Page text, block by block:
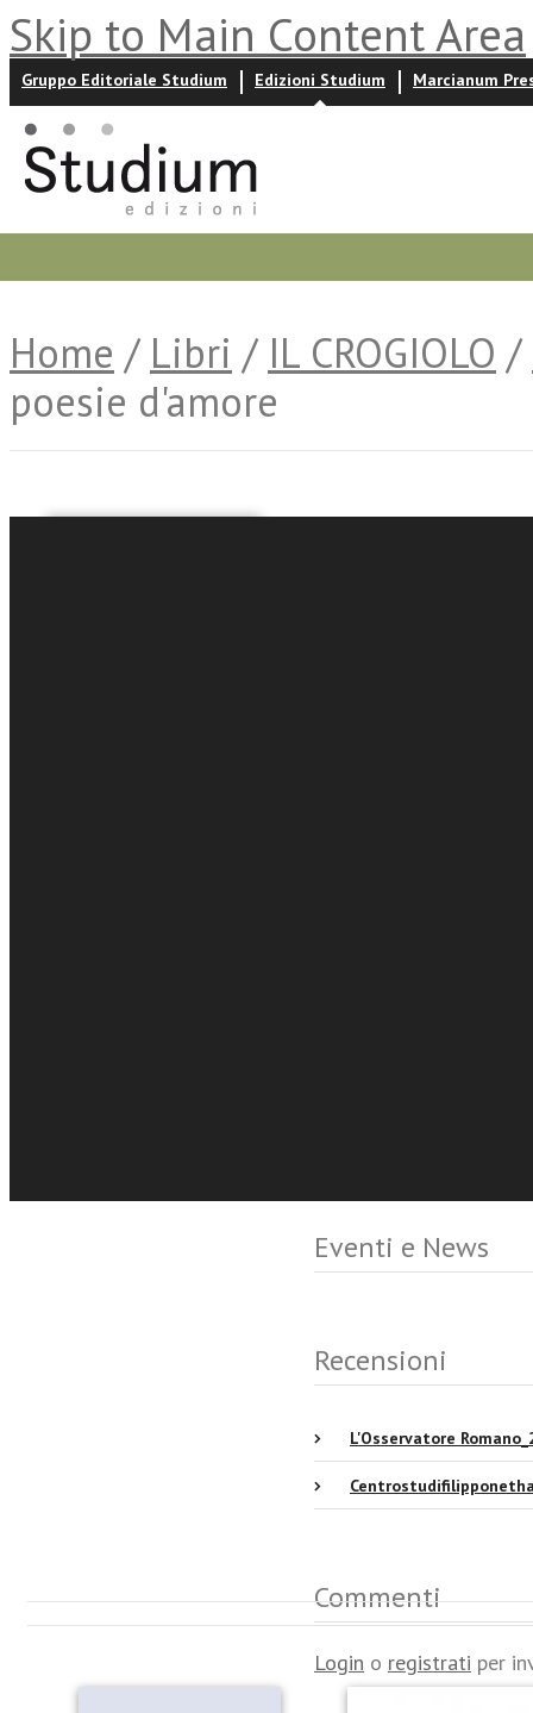
Skip to Main Content Area
Gruppo Editoriale Studium Edizioni Studium Marcianum
Home / Libri / IL CROGIOLO /
poesie d'amore
Eventi e News
Recensioni
L'Osservatore
Commenti
Login o registrati per